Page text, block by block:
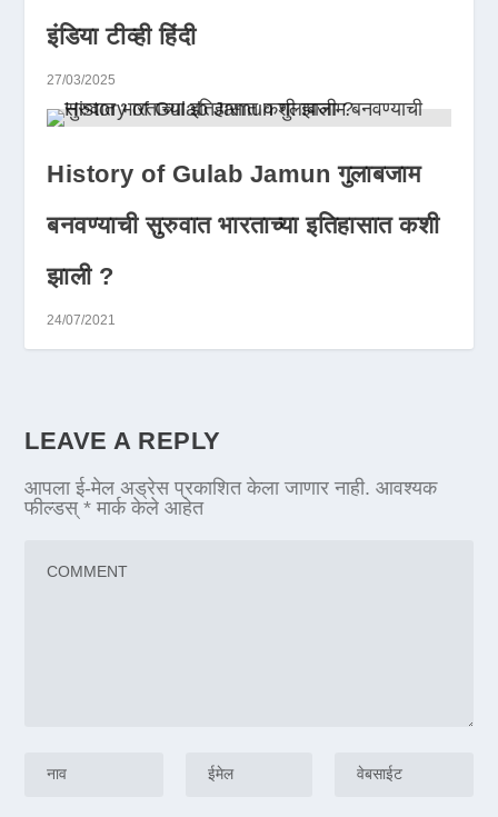
इंडिया टीव्ही हिंदी
27/03/2025
History of Gulab Jamun गुलाबजाम
बनवण्याची सुरुवात भारताच्या इतिहासात कशी
झाली ?
24/07/2021
LEAVE A REPLY
आपला ई-मेल अड्रेस प्रकाशित केला जाणार नाही. आवश्यक
फील्डस्* मार्क केले आहेत